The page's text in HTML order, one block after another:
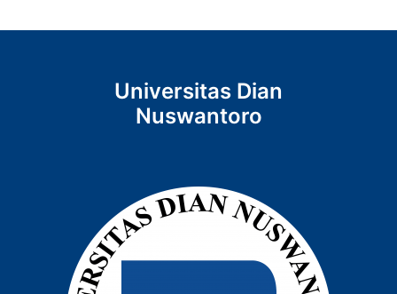
Universitas Dian
Nuswantoro